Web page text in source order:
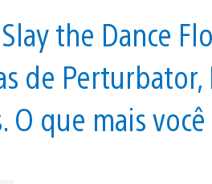
the Dance
de Perturbator,
O que mais